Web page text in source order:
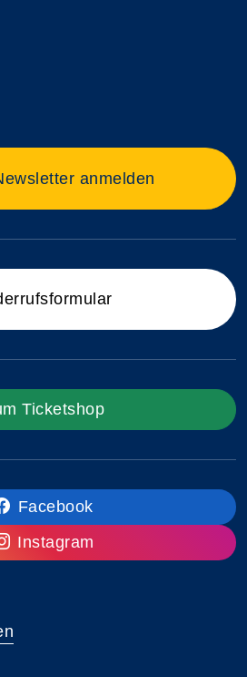
anmelden
Ticketshop
Facebook
Instagram